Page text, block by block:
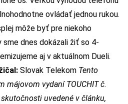
ovládať jednou rukou.
môže byť pre niekoho
sme dnes dokázali žiť so 4-
aj v aktuálnom Dueli.
Slovak Telekom Tento
májovom vydaní TOUCHIT č.
uvedené v článku,